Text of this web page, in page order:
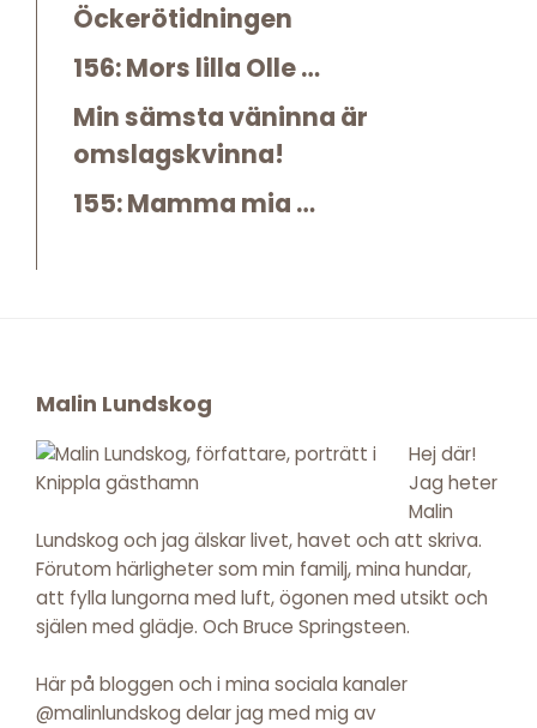
Öckerötidningen
156: Mors lilla Olle …
Min sämsta väninna är
omslagskvinna!
155: Mamma mia …
Footer
Malin Lundskog
Hej där!
Jag heter
Malin
Lundskog och jag älskar livet, havet och att skriva.
Förutom härligheter som min familj, mina hundar,
att fylla lungorna med luft, ögonen med utsikt och
själen med glädje. Och Bruce Springsteen.
Här på bloggen och i mina sociala kanaler
@malinlundskog delar jag med mig av